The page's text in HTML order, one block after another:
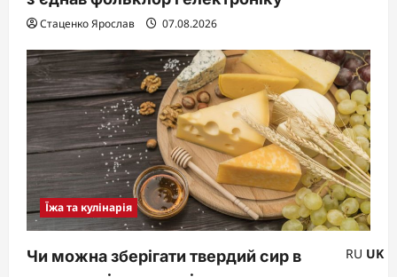
Стаценко Ярослав 07.08.2026
Їжа та кулінарія
Чи можна зберігати твердий сир в
RU UK